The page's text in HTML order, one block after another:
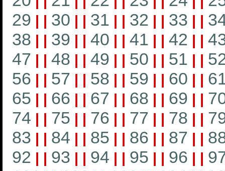
29 | | 30 | | 31 | | 32 | | 33 | |
38 | | 39 | | 40 | | 41 | | 42 | |
47 | | 48 | | 49 | | 50 | | 51 | |
56 | | 57 | | 58 | | 59 | | 60 | |
65 | | 66 | | 67 | | 68 | | 69 | |
74 | | 75 | | 76 | | 77 | | 78 | |
83 | | 84 | | 85 | | 86 | | 87 | |
92 | | 93 | | 94 | | 95 | | 96 | |